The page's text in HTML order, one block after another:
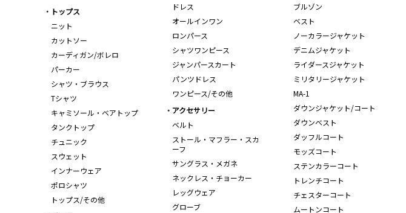
トップス
ニット
カットソー
カーディガン/ボレロ
パーカー
シャツ・ブラウス
Tシャツ
キャミソール・ベアトップ
タンクトップ
チュニック
スウェット
インナーウェア
ポロシャツ
トップス/その他
ドレス
オールインワン
ロンパース
シャツワンピース
ジャンパースカート
パンツドレス
ワンピース/その他
ブルゾン
ベスト
ノーカラージャケット
デニムジャケット
ライダースジャケット
ミリタリージャケット
MA-1
ダウンジャケット/コート
ダウンベスト
ダッフルコート
モッズコート
ステンカラーコート
トレンチコート
チェスターコート
ムートンコート
アクセサリー
ベルト
ストール・マフラー・スカ
ーフ
サングラス・メガネ
ネックレス・チョーカー
レッグウェア
グローブ